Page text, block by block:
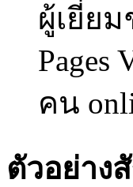
ผู้เยี่ย
Pages
คน
ตัวอย่าง